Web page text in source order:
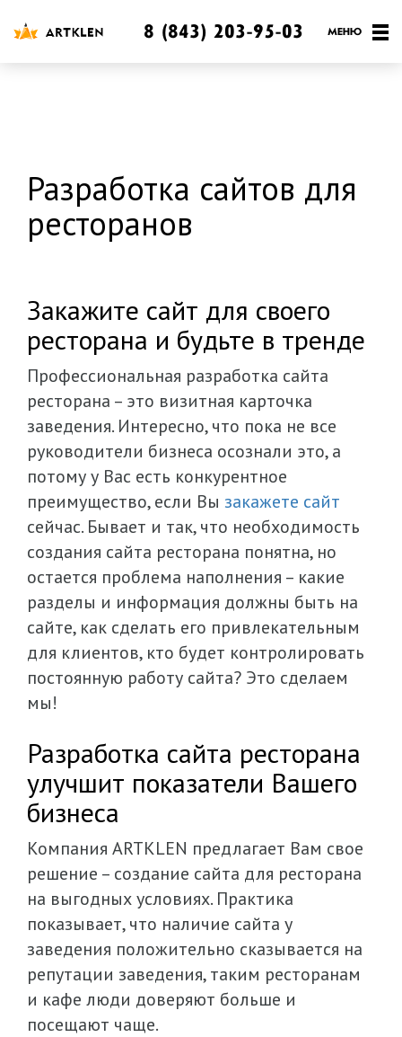
8 (843) 203-95-03
Разработка сайтов для
ресторанов
Закажите сайт для своего
ресторана и будьте в тренде
Профессиональная разработка сайта
ресторана – это визитная карточка
заведения. Интересно, что пока не все
руководители бизнеса осознали это, а
потому у Вас есть конкурентное
преимущество, если Вы закажете сайт
сейчас. Бывает и так, что необходимость
создания сайта ресторана понятна, но
остается проблема наполнения – какие
разделы и информация должны быть на
сайте, как сделать его привлекательным
для клиентов, кто будет контролировать
постоянную работу сайта? Это сделаем
мы!
Разработка сайта ресторана
улучшит показатели Вашего
бизнеса
Компания ARTKLEN предлагает Вам свое
решение – создание сайта для ресторана
на выгодных условиях. Практика
показывает, что наличие сайта у
заведения положительно сказывается на
репутации заведения, таким ресторанам
и кафе люди доверяют больше и
посещают чаще.